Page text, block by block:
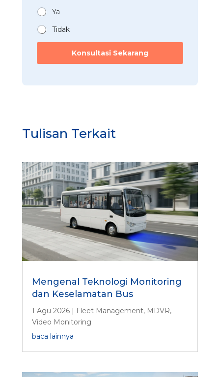
n
Ya
Tidak
*
n
Konsultasi Sekarang
Tulisan Terkait
Mengenal Teknologi Monitoring
dan Keselamatan Bus
1 Agu 2026| Fleet Management, MDVR,
Video Monitoring
baca lainnya